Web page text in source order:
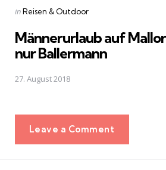
Posted
inReisen & Outdoor
Männerurlaub auf
nur Ballermann
27. August 2018
Leave a Comment